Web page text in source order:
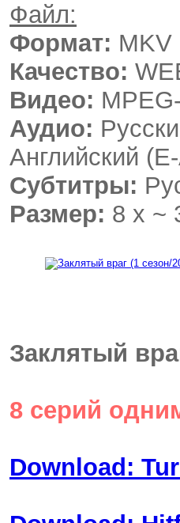
Файл:
Формат: MKV
Качество:
Видео:
Аудио:
Английский
Субтитры:
Размер: 8 x ~
Заклятый
8 серий
Download: